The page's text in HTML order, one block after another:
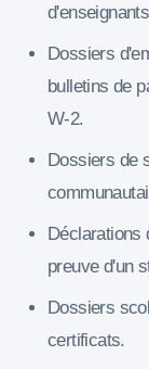
Dossiers
bulletins de
W-2.
Dossiers de
Déclarations
preuve d'un
Dossiers
certificats.